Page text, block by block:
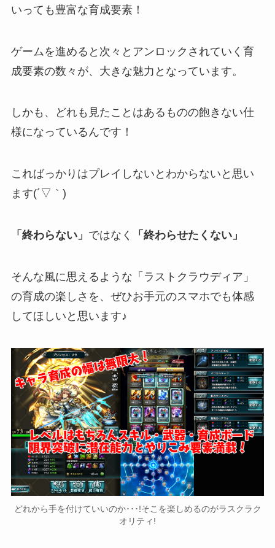
いっても豊富な育成要素！
ゲームを進めると次々とアンロックされていく育
成要素の数々が、大きな魅力となっています。
しかも、どれも見たことはあるものの飽きない仕
様になっているんです！
こればっかりはプレイしないとわからないと思い
ます(´▽｀)
「終わらない」 ではなく 「終わらせたくない」
そんな風に思えるような「ラストクラウディア」
の育成の楽しさを、ぜひお手元のスマホでも体感
してほしいと思います♪
どれから手を付けていいのか･･･!そこを楽しめるのがラスクラク
オリティ!